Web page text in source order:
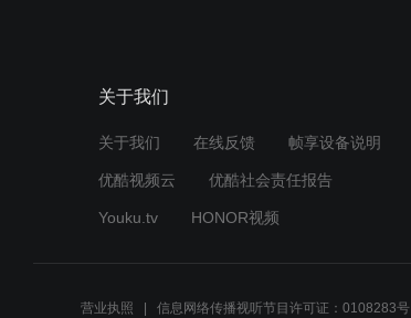
关于我们
关于我们 在线反馈 帧享设备说明
优酷视频云 优酷社会责任报告
Youku.tv HONOR视频
营业执照 信息网络传播视听节目许可证：0108283号